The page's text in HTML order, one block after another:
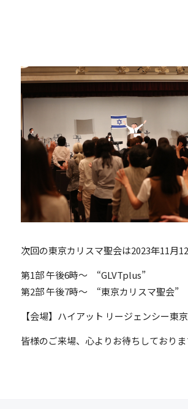
次回の東京カリスマ聖会は2023年11月12
第1部 午後6時～ “GLVTplus”
第2部 午後7時～ “東京カリスマ聖会”
【会場】ハイアット リージェンシー東
皆様のご来場、心よりお待ちしておりま